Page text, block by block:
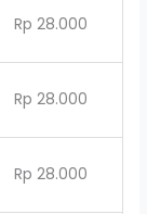
Rp 28.000
Rp 28.000
Rp 28.000